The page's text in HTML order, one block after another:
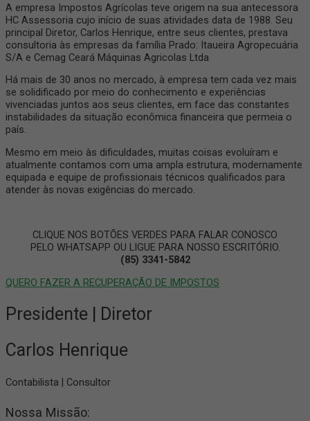
A empresa Impostos Agrícolas teve origem na sua antecessora
HC Assessoria cujo início de suas atividades data de 1988. Seu
principal Diretor, Carlos Henrique, entre seus clientes, prestava
consultoria às empresas da família Prado: Itaueira Agropecuária
S/A e Cemag Ceará Máquinas Agricolas Ltda
Há mais de 30 anos no mercado, à empresa tem cada vez mais
se solidificado por meio do conhecimento e experiências
vivenciadas juntos aos seus clientes, em face das constantes
instabilidades da situação econômica financeira que permeia o
país.
Mesmo em meio às dificuldades, muitas coisas evoluíram e
atualmente contamos com uma ampla estrutura, modernamente
equipada e equipe de profissionais técnicos qualificados para
atender às novas exigências do mercado.
CLIQUE NOS BOTÕES VERDES PARA FALAR CONOSCO
PELO WHATSAPP OU LIGUE PARA NOSSO ESCRITÓRIO.
(85) 3341-5842
QUERO FAZER A RECUPERAÇÃO DE IMPOSTOS
Presidente | Diretor
Carlos Henrique
Contabilista | Consultor
Nossa Missão: